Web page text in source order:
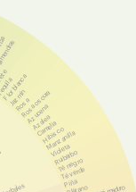
Flor blanca
Jazmín
RosaRosa oscura
Azucena
Azalea
Camelia
Hibisco
Manzanilla
Violeta
Ruibarbo
Té negro
Té verde
Piña